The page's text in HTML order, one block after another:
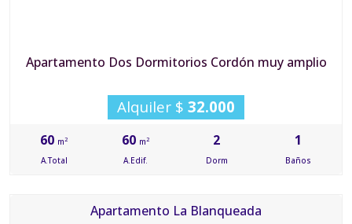
Apartamento Dos Dormitorios Cordón muy amplio
Alquiler $ 32.000
60 m2
A.Total
60 m2
A.Edif.
2
Dorm
1
Baños
Apartamento La Blanqueada